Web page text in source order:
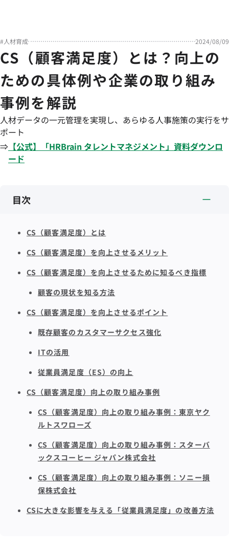
#人材育成 2024/08/09
CS（顧客満足度）とは？向上の
ための具体例や企業の取り組み
事例を解説
人材データの一元管理を実現し、あらゆる人事施策の実行をサ
ポート
⇒ 【公式】「HRBrain タレントマネジメント」資料ダウンロ
ード
目次
CS（顧客満足度）とは
CS（顧客満足度）を向上させるメリット
CS（顧客満足度）を向上させるために知るべき指標
顧客の現状を知る方法
CS（顧客満足度）を向上させるポイント
既存顧客のカスタマーサクセス強化
ITの活用
従業員満足度（ES）の向上
CS（顧客満足度）向上の取り組み事例
CS（顧客満足度）向上の取り組み事例：東京ヤク
ルトスワローズ
CS（顧客満足度）向上の取り組み事例：スターバ
ックスコーヒー ジャパン株式会社
CS（顧客満足度）向上の取り組み事例：ソニー損
保株式会社
CSに大きな影響を与える「従業員満足度」の改善方法